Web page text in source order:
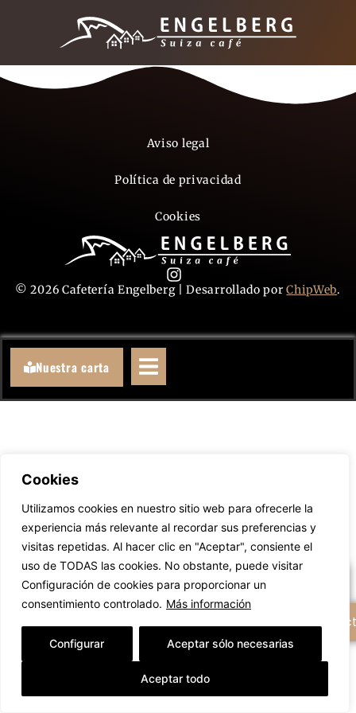
Cookies
Utilizamos cookies en nuestro sitio web para ofrecerle la
experiencia más relevante al recordar sus preferencias y
visitas repetidas. Al hacer clic en "Aceptar", consiente el
uso de TODAS las cookies. No obstante, puede visitar
Configuración de cookies para proporcionar un
consentimiento controlado. Más información
Configurar Aceptar sólo necesarias
Aceptar todo
© 2026 Cafetería Engelberg | Desarrollado porChipWeb.
Aviso legal
Política de privacidad
Cookies
Nuestra carta
Llámanos
WhatsAppeanos
Escríbenos un email
+ Opciones de